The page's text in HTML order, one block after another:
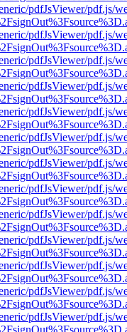
pdfJsViewer/pdf.js/
pdfJsViewer/pdf.js/
pdfJsViewer/pdf.js/
pdfJsViewer/pdf.js/
pdfJsViewer/pdf.js/
pdfJsViewer/pdf.js/
pdfJsViewer/pdf.js/
pdfJsViewer/pdf.js/
pdfJsViewer/pdf.js/
pdfJsViewer/pdf.js/
pdfJsViewer/pdf.js/
pdfJsViewer/pdf.js/
pdfJsViewer/pdf.js/